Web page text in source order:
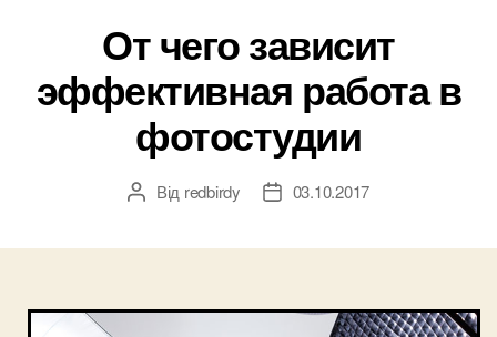
От чего зависит
эффективная работа в
фотостудии
Автор
Від redbirdy
Дата03.10.2017